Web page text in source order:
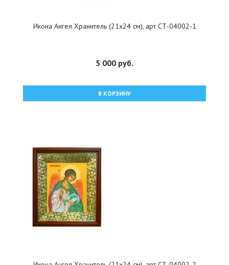
Икона Ангел Хранитель (21х24 см), арт СТ-04002-1
5 000 руб.
В КОРЗИНУ